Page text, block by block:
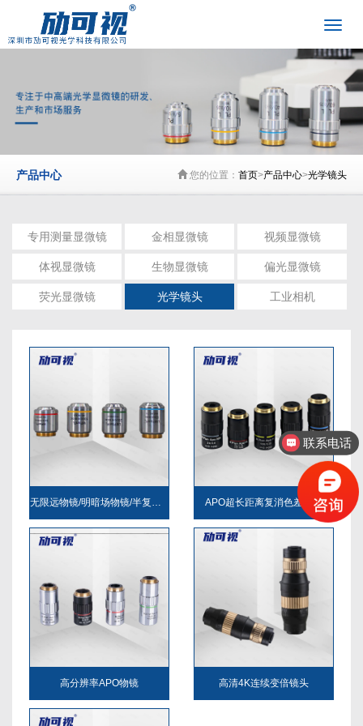
产品中心 您的位置： 首页>产品中心>光学镜头
专用测量显微镜 金相显微镜 视频显微镜
体视显微镜 生物显微镜 偏光显微镜
荧光显微镜 光学镜头 工业相机
APO超长距离复消色差物镜
高分辨率APO物镜 高清4K连续变倍镜头
联系电话